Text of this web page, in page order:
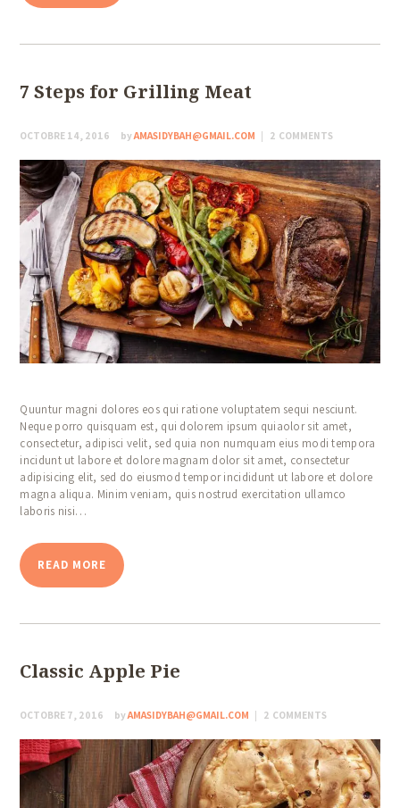
7 Steps for Grilling Meat
OCTOBRE 14, 2016 byAMASIDYBAH@GMAIL.COM 2 COMMENTS
Quuntur magni dolores eos qui ratione voluptatem sequi nesciunt.
Neque porro quisquam est, qui dolorem ipsum quiaolor sit amet,
consectetur, adipisci velit, sed quia non numquam eius modi tempora
incidunt ut labore et dolore magnam dolor sit amet, consectetur
adipisicing elit, sed do eiusmod tempor incididunt ut labore et dolore
magna aliqua. Minim veniam, quis nostrud exercitation ullamco
laboris nisi…
READ MORE
Classic Apple Pie
OCTOBRE 7, 2016 byAMASIDYBAH@GMAIL.COM 2 COMMENTS